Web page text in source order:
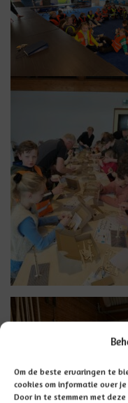
Om de beste ervaringen te
cookies om informatie over
Door in te stemmen met